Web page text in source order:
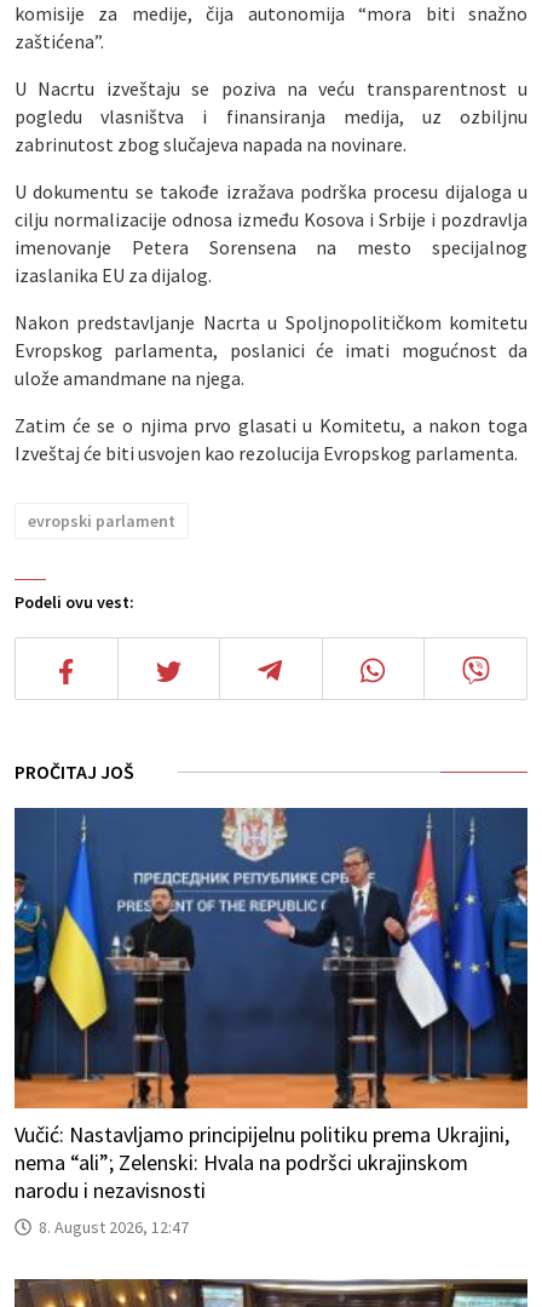
Podeli ovu vest:
komisije za medije, čija autonomija “mora biti snažno
zaštićena”.
U Nacrtu izveštaju se poziva na veću transparentnost u
pogledu vlasništva i finansiranja medija, uz ozbiljnu
zabrinutost zbog slučajeva napada na novinare.
U dokumentu se takođe izražava podrška procesu dijaloga u
cilju normalizacije odnosa između Kosova i Srbije i pozdravlja
imenovanje Petera Sorensena na mesto specijalnog
izaslanika EU za dijalog.
Nakon predstavljanje Nacrta u Spoljnopolitičkom komitetu
Evropskog parlamenta, poslanici će imati mogućnost da
ulože amandmane na njega.
Zatim će se o njima prvo glasati u Komitetu, a nakon toga
Izveštaj će biti usvojen kao rezolucija Evropskog parlamenta.
evropski parlament
PROČITAJ JOŠ
Vučić: Nastavljamo principijelnu politiku prema Ukrajini,
nema “ali”; Zelenski: Hvala na podršci ukrajinskom
narodu i nezavisnosti
8. August 2026, 12:47